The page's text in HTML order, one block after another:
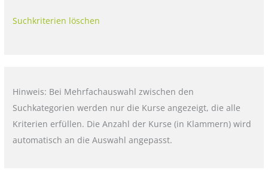
Suchkriterien löschen
Hinweis: Bei Mehrfachauswahl zwischen den
Suchkategorien werden nur die Kurse angezeigt, die alle
Kriterien erfüllen. Die Anzahl der Kurse (in Klammern) wird
automatisch an die Auswahl angepasst.